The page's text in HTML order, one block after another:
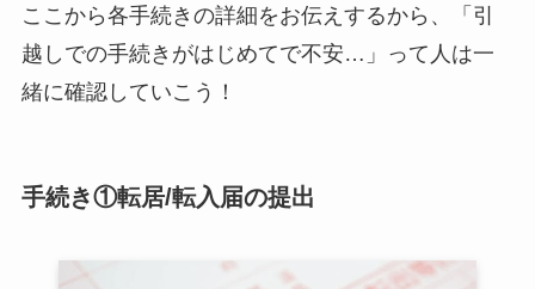
ここから各手続きの詳細をお伝えするから、「引
越しでの手続きがはじめてで不安…」って人は一
緒に確認していこう！
手続き①転居/転入届の提出